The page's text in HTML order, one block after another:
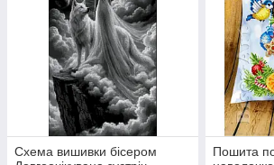
Схема вишивки бісером
Пошита